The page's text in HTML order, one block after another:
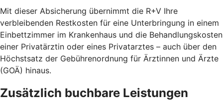
Mit dieser Absicherung übernimmt die R+V Ihre
verbleibenden Restkosten für eine Unterbringung in einem
Einbettzimmer im Krankenhaus und die Behandlungskosten
einer Privatärztin oder eines Privatarztes – auch über den
Höchstsatz der Gebührenordnung für Ärztinnen und Ärzte
(GOÄ) hinaus.
Zusätzlich buchbare Leistungen